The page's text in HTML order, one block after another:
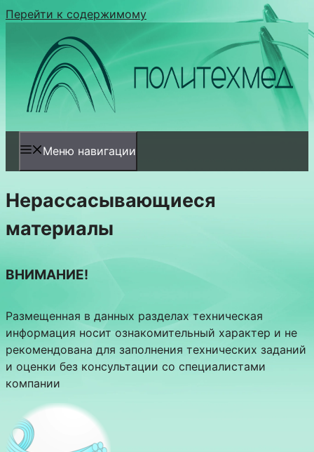
Перейти к содержимому
Меню навигации
Нерассасывающиеся
материалы
ВНИМАНИЕ!
Размещенная в данных разделах техническая
информация носит ознакомительный характер и не
рекомендована для заполнения технических заданий
и оценки без консультации со специалистами
компании